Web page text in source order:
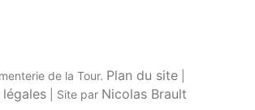
de la Tour. Plan du site
| Site par Nicolas Brault